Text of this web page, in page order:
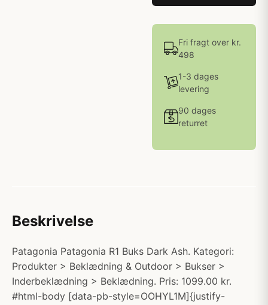
Fri fragt over kr.
498
1-3 dages
levering
90 dages
returret
Beskrivelse
Patagonia Patagonia R1 Buks Dark Ash. Kategori:
Produkter > Beklædning & Outdoor > Bukser >
Inderbeklædning > Beklædning. Pris: 1099.00 kr.
#html-body [data-pb-style=OOHYL1M]{justify-